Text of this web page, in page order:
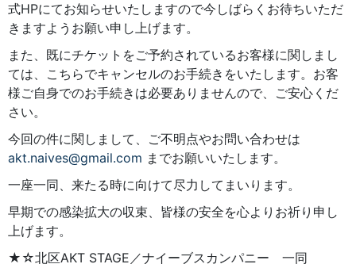
式HPにてお知らせいたしますので今しばらくお待ちいただ
きますようお願い申し上げます。
また、既にチケットをご予約されているお客様に関しまし
ては、こちらでキャンセルのお手続きをいたします。お客
様ご自身でのお手続きは必要ありませんので、ご安心くだ
さい。
今回の件に関しまして、ご不明点やお問い合わせは
akt.naives@gmail.com までお願いいたします。
一座一同、来たる時に向けて尽力してまいります。
早期での感染拡大の収束、皆様の安全を心よりお祈り申し
上げます。
★☆北区AKT STAGE／ナイーブスカンパニー 一同